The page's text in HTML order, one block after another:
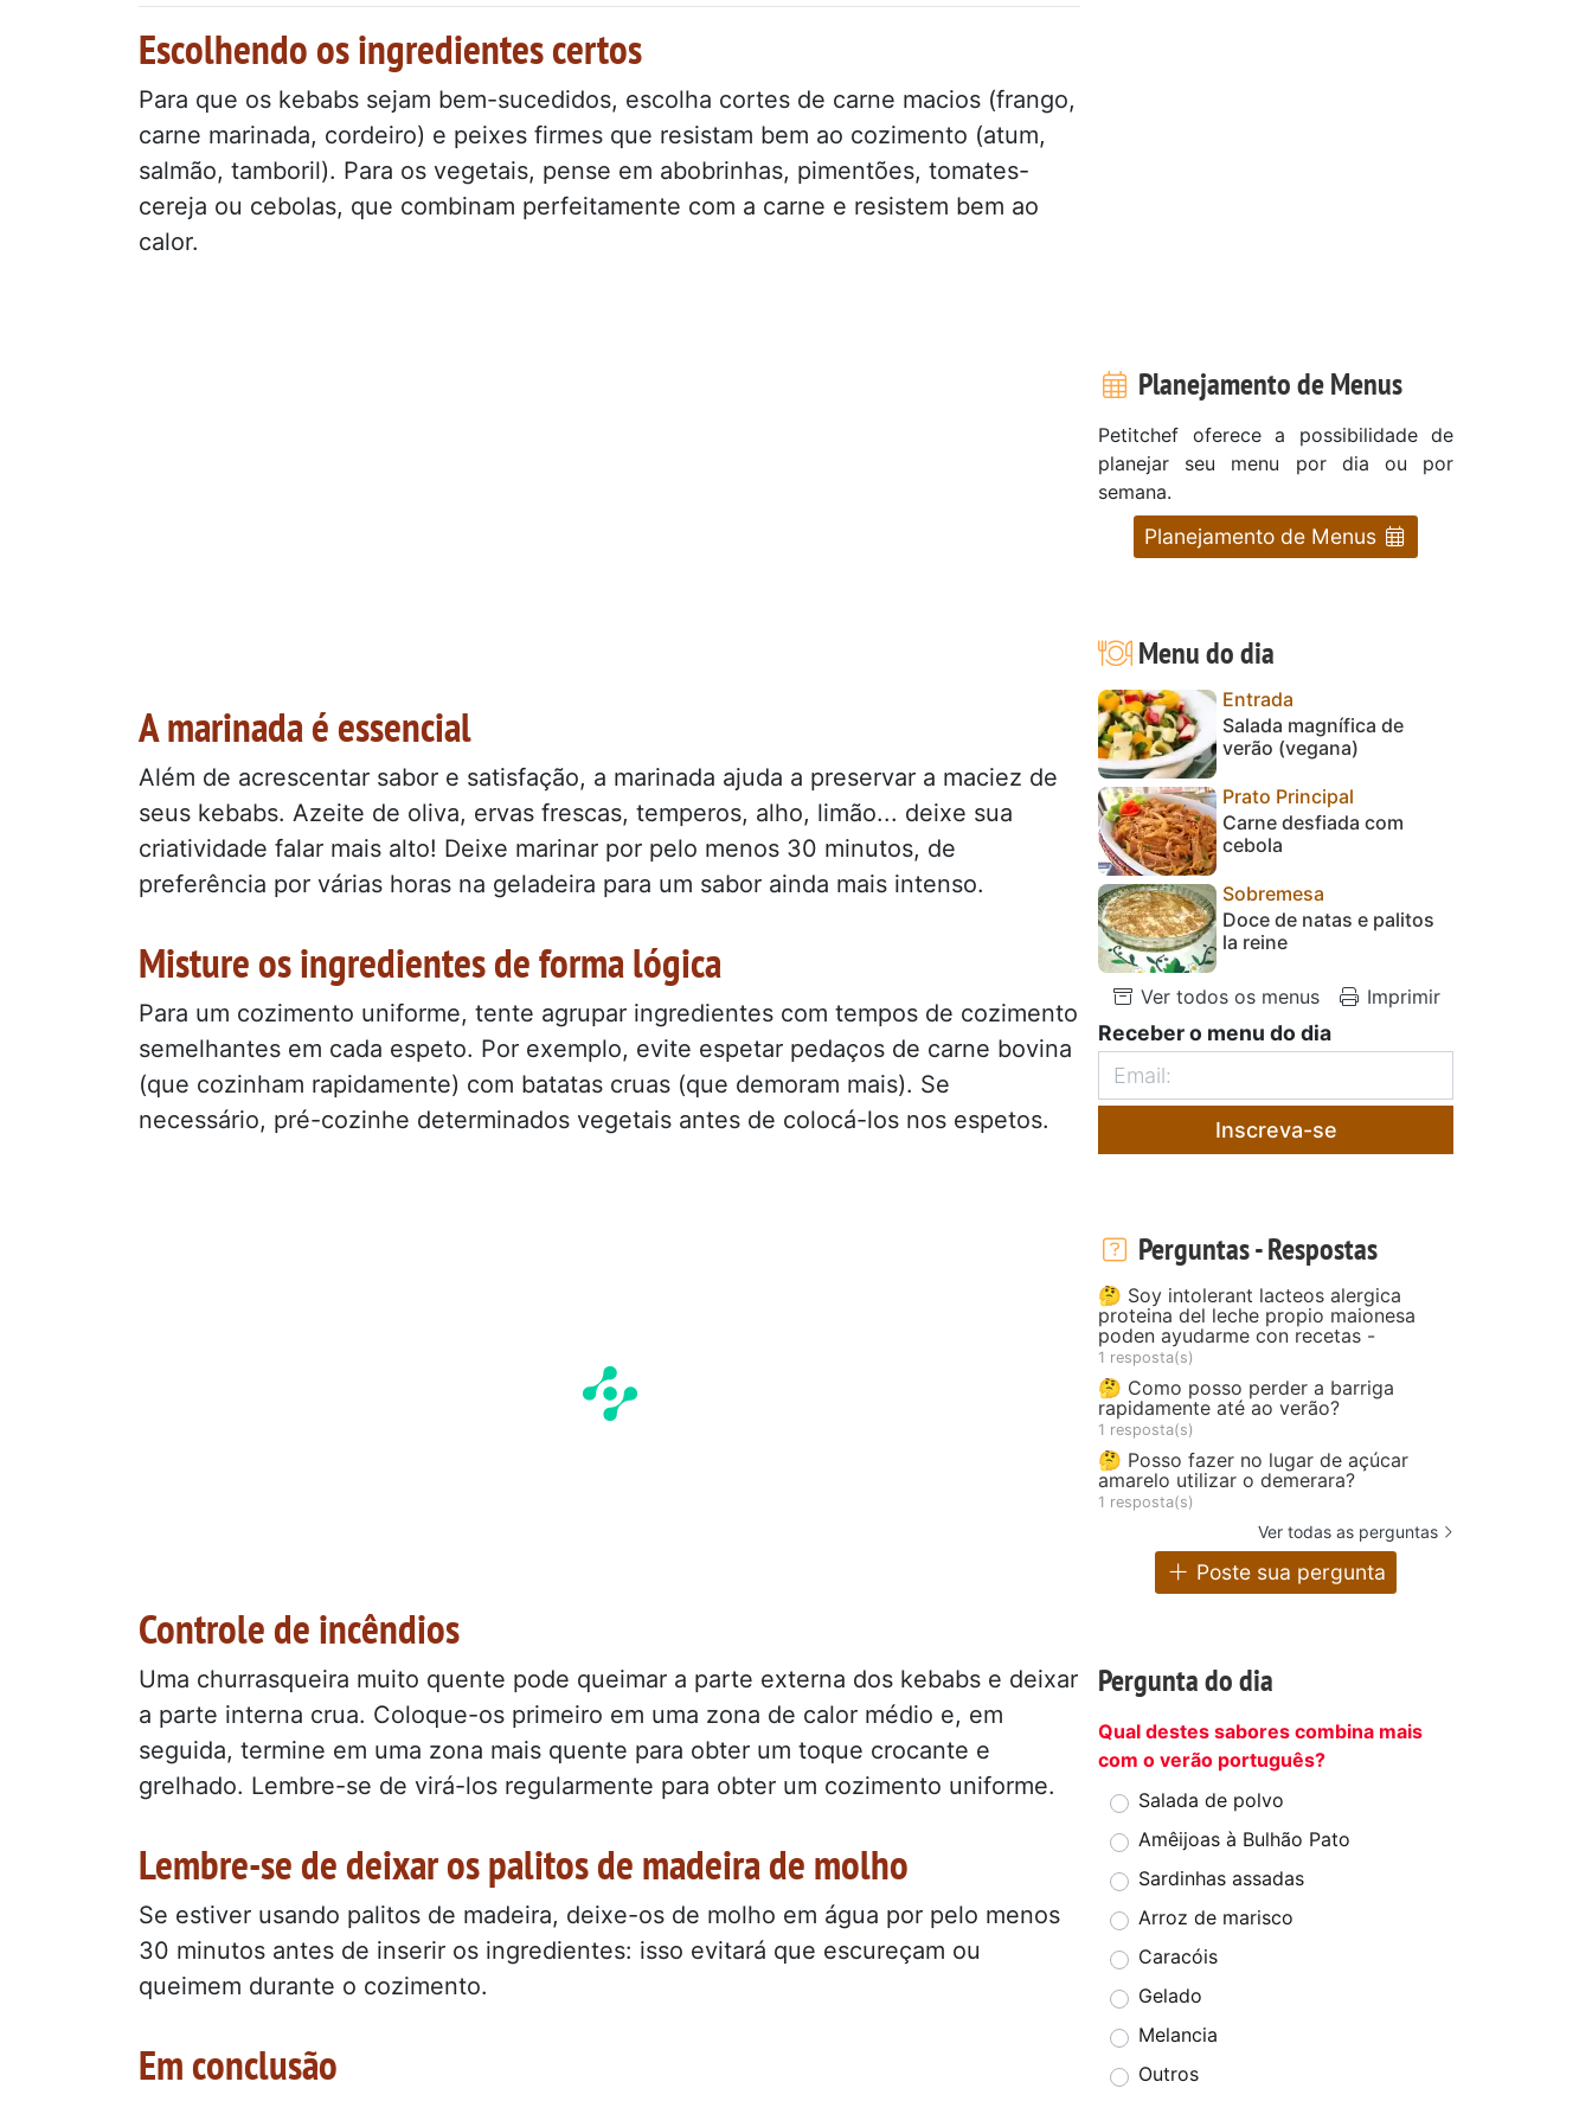
Escolhendo os ingredientes certos
Para que os kebabs sejam bem-sucedidos, escolha cortes de carne macios (frango,
carne marinada, cordeiro) e peixes firmes que resistam bem ao cozimento (atum,
salmão, tamboril). Para os vegetais, pense em abobrinhas, pimentões, tomates-
cereja ou cebolas, que combinam perfeitamente com a carne e resistem bem ao
calor.
A marinada é essencial
Além de acrescentar sabor e satisfação, a marinada ajuda a preservar a maciez de
seus kebabs. Azeite de oliva, ervas frescas, temperos, alho, limão... deixe sua
criatividade falar mais alto! Deixe marinar por pelo menos 30 minutos, de
preferência por várias horas na geladeira para um sabor ainda mais intenso.
Misture os ingredientes de forma lógica
Para um cozimento uniforme, tente agrupar ingredientes com tempos de cozimento
semelhantes em cada espeto. Por exemplo, evite espetar pedaços de carne bovina
(que cozinham rapidamente) com batatas cruas (que demoram mais). Se
necessário, pré-cozinhe determinados vegetais antes de colocá-los nos espetos.
Controle de incêndios
Uma churrasqueira muito quente pode queimar a parte externa dos kebabs e deixar
a parte interna crua. Coloque-os primeiro em uma zona de calor médio e, em
seguida, termine em uma zona mais quente para obter um toque crocante e
grelhado. Lembre-se de virá-los regularmente para obter um cozimento uniforme.
Lembre-se de deixar os palitos de madeira de molho
Se estiver usando palitos de madeira, deixe-os de molho em água por pelo menos
30 minutos antes de inserir os ingredientes: isso evitará que escureçam ou
queimem durante o cozimento.
Em conclusão
Planejamento de Menus
Petitchef oferece a possibilidade de
planejar seu menu por dia ou por
semana.
Planejamento de Menus
Menu do dia
Entrada
Salada magnífica de
verão (vegana)
Prato Principal
Carne desfiada com
cebola
Sobremesa
Doce de natas e palitos
la reine
Ver todos os menus Imprimir
Receber o menu do dia
Inscreva-se
Perguntas - Respostas
🤔 Soy intolerant lacteos alergica
proteina del leche propio maionesa
poden ayudarme con recetas -
1 resposta(s)
🤔 Como posso perder a barriga
rapidamente até ao verão?
1 resposta(s)
🤔 Posso fazer no lugar de açúcar
amarelo utilizar o demerara?
1 resposta(s)
Ver todas as perguntas
Poste sua pergunta
Pergunta do dia
Qual destes sabores combina mais
com o verão português?
Salada de polvo
Amêijoas à Bulhão Pato
Sardinhas assadas
Arroz de marisco
Caracóis
Gelado
Melancia
Outros